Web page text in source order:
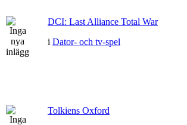
DCI: Last Alliance Total War
i Dator- och tv-spel
Tolkiens Oxford